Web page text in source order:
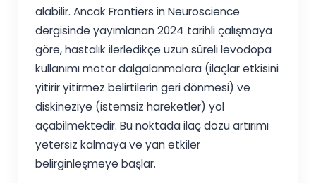
alabilir. Ancak Frontiers in Neuroscience
dergisinde yayımlanan 2024 tarihli çalışmaya
göre, hastalık ilerledikçe uzun süreli levodopa
kullanımı motor dalgalanmalara (ilaçlar etkisini
yitirir yitirmez belirtilerin geri dönmesi) ve
diskineziye (istemsiz hareketler) yol
açabilmektedir. Bu noktada ilaç dozu artırımı
yetersiz kalmaya ve yan etkiler
belirginleşmeye başlar.